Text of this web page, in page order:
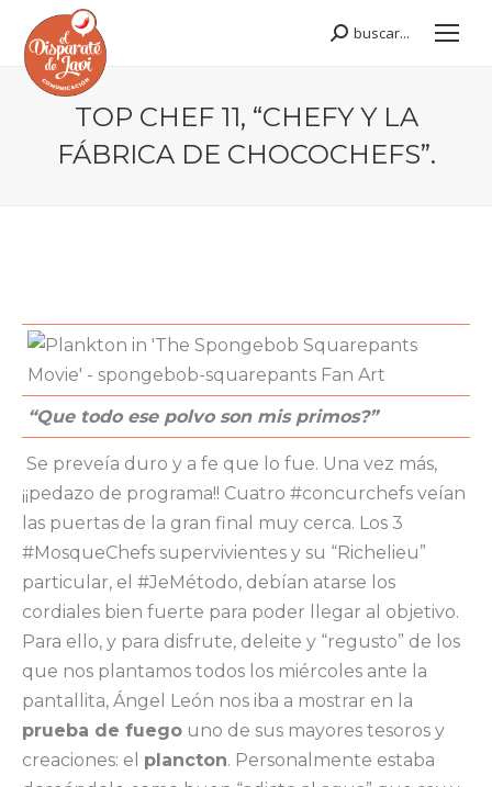
Buscar:
buscar...
TOP CHEF 11, “CHEFY Y LA
FÁBRICA DE CHOCOCHEFS”.
“Que todo ese polvo son mis primos?”
Se preveía duro y a fe que lo fue. Una vez más,
¡¡pedazo de programa!! Cuatro #concurchefs veían
las puertas de la gran final muy cerca. Los 3
#MosqueChefs supervivientes y su “Richelieu”
particular, el #JeMétodo, debían atarse los
cordiales bien fuerte para poder llegar al objetivo.
Para ello, y para disfrute, deleite y “regusto” de los
que nos plantamos todos los miércoles ante la
pantallita, Ángel León nos iba a mostrar en la
prueba de fuego uno de sus mayores tesoros y
creaciones: el plancton. Personalmente estaba